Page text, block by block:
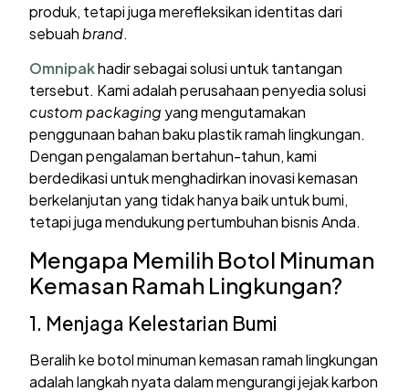
produk, tetapi juga merefleksikan identitas dari
sebuahbrand.
Omnipakhadir sebagai solusi untuk tantangan
tersebut. Kami adalah perusahaan penyedia solusi
custom packaging yang mengutamakan
penggunaan bahan baku plastik ramah lingkungan.
Dengan pengalaman bertahun-tahun, kami
berdedikasi untuk menghadirkan inovasi kemasan
berkelanjutan yang tidak hanya baik untuk bumi,
tetapi juga mendukung pertumbuhan bisnis Anda.
Mengapa Memilih Botol Minuman
Kemasan Ramah Lingkungan?
1. Menjaga Kelestarian Bumi
Beralih ke botol minuman kemasan ramah lingkungan
adalah langkah nyata dalam mengurangi jejak karbon